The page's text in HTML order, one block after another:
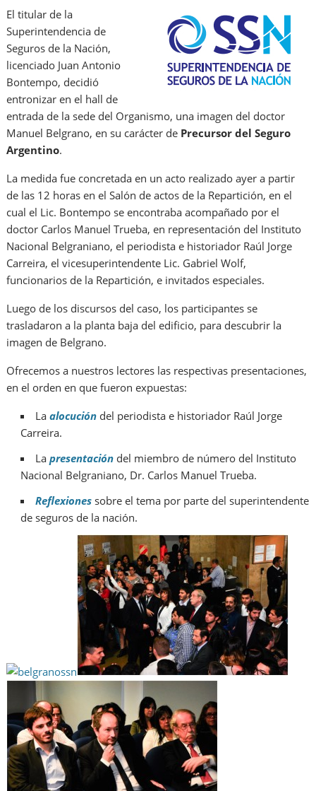
El titular de la
Superintendencia de
Seguros de la Nación,
licenciado Juan Antonio
Bontempo, decidió
entronizar en el hall de
entrada de la sede del Organismo, una imagen del doctor
Manuel Belgrano, en su carácter de Precursor del Seguro
Argentino.
La medida fue concretada en un acto realizado ayer a partir
de las 12 horas en el Salón de actos de la Repartición, en el
cual el Lic. Bontempo se encontraba acompañado por el
doctor Carlos Manuel Trueba, en representación del Instituto
Nacional Belgraniano, el periodista e historiador Raúl Jorge
Carreira, el vicesuperintendente Lic. Gabriel Wolf,
funcionarios de la Repartición, e invitados especiales.
Luego de los discursos del caso, los participantes se
trasladaron a la planta baja del edificio, para descubrir la
imagen de Belgrano.
Ofrecemos a nuestros lectores las respectivas presentaciones,
en el orden en que fueron expuestas:
Laalocución del periodista e historiador Raúl Jorge
Carreira.
Lapresentación del miembro de número del Instituto
Nacional Belgraniano, Dr. Carlos Manuel Trueba.
Reflexiones sobre el tema por parte del superintendente
de seguros de la nación.